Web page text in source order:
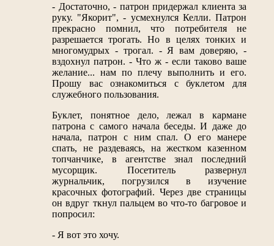
- Достаточно, - патрон придержал клиента за
руку. "Якорит", - усмехнулся Келли. Патрон
прекрасно помнил, что потребителя не
разрешается трогать. Но в целях тонких и
многомудрых - трогал. - Я вам доверяю, -
вздохнул патрон. - Что ж - если таково ваше
желание... нам по плечу выполнить и его.
Прошу вас ознакомиться с буклетом для
служебного пользования.
Буклет, понятное дело, лежал в кармане
патрона с самого начала беседы. И даже до
начала, патрон с ним спал. О его манере
спать, не раздеваясь, на жестком казенном
топчанчике, в агентстве знал последний
мусорщик. Посетитель развернул
журнальчик, погрузился в изучение
красочных фотографий. Через две страницы
он вдруг ткнул пальцем во что-то багровое и
попросил:
- Я вот это хочу.